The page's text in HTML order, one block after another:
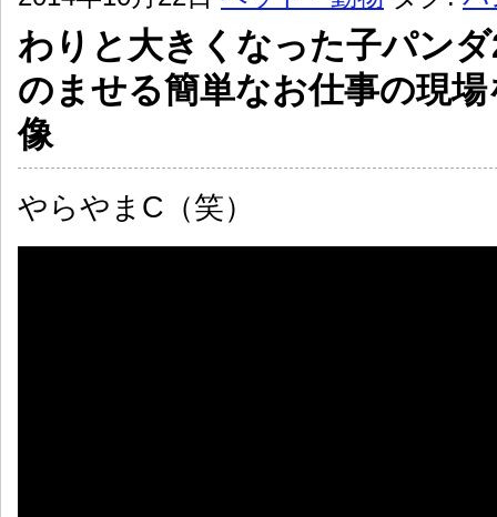
わりと大きくなった子パン
のませる簡単なお仕事の現
像
やらやまC（笑）